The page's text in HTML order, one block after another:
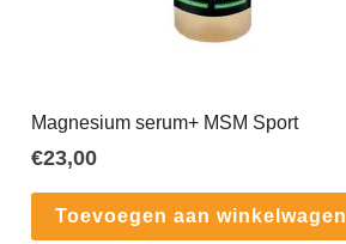
Magnesium serum+ MSM Sport
€23,00
Toevoegen aan winkelwagen